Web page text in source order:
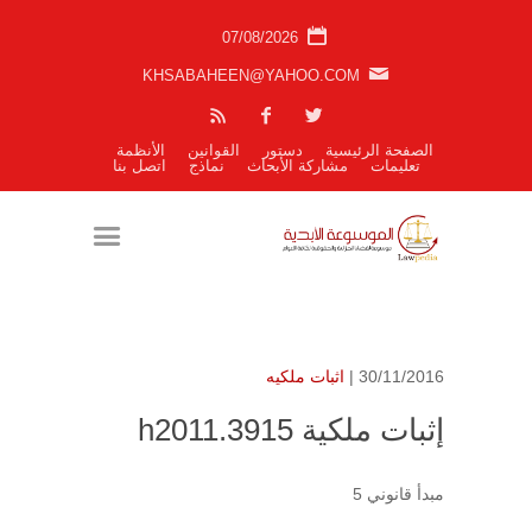
07/08/2026
KHSABAHEEN@YAHOO.COM
الصفحة الرئيسية دستور القوانين
الأنظمة
تعليمات
مشاركة الأبحاث نماذج اتصل بنا
30/11/2016 | اثبات ملكيه
إثبات ملكية h2011.3915
مبدأ قانوني 5